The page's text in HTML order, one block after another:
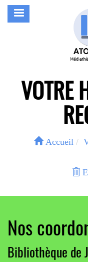
Aller
VOTRE
Accueil
Nos
Bibliothèque de